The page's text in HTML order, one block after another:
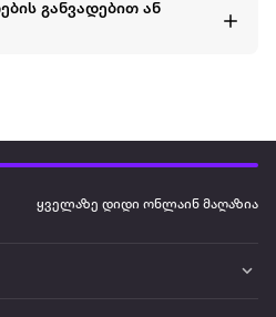
განვადებით ან
ყველაზე დიდი ონლაინ მაღაზია